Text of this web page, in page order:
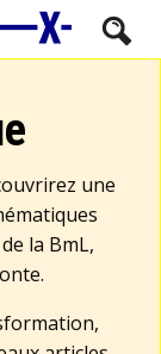
une
la BmL,